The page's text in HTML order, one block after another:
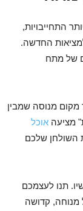
התחייבויות,
החדשה.
של מתח
מקום מנוסה שמבין
מציעה אוכל
השולחן שלכם
תנו לעצמכם
מנוחה, קדושה